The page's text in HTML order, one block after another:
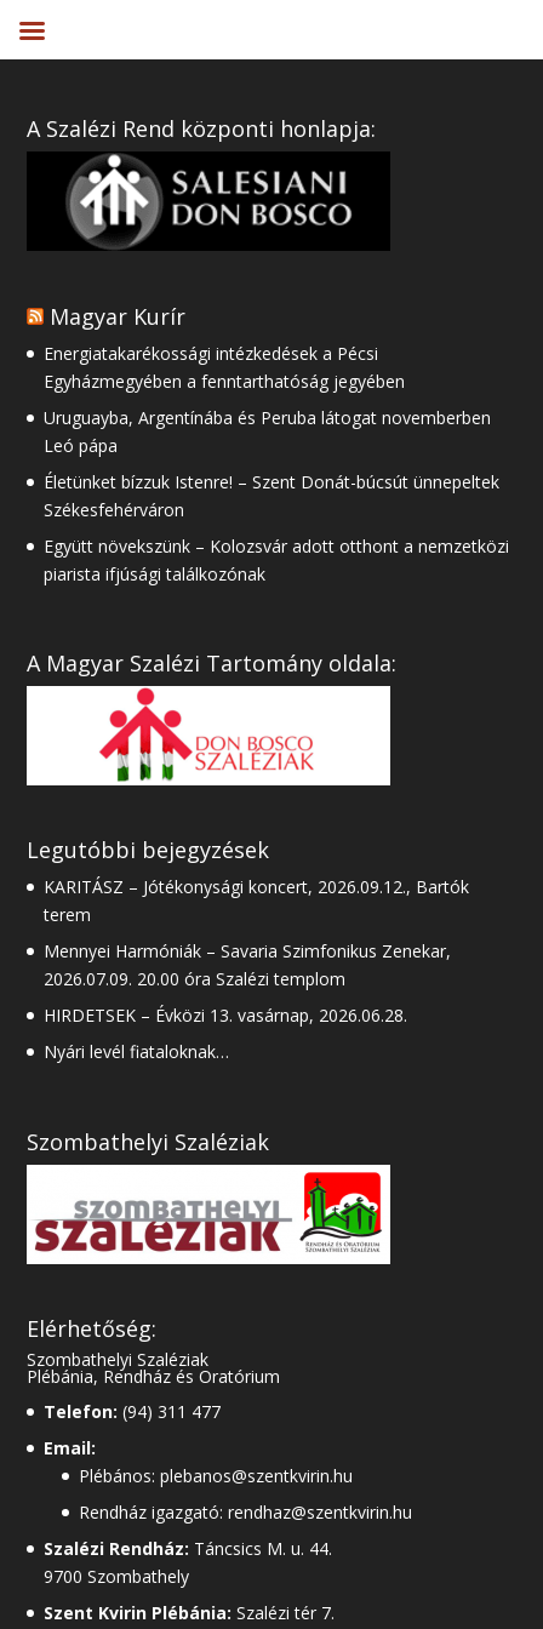
A Szalézi Rend központi honlapja:
Magyar Kurír
Energiatakarékossági intézkedések a Pécsi
Egyházmegyében a fenntarthatóság jegyében
Uruguayba, Argentínába és Peruba látogat novemberben
Leó pápa
Életünket bízzuk Istenre! – Szent Donát-búcsút ünnepeltek
Székesfehérváron
Együtt növekszünk – Kolozsvár adott otthont a nemzetközi
piarista ifjúsági találkozónak
A Magyar Szalézi Tartomány oldala:
Legutóbbi bejegyzések
KARITÁSZ – Jótékonysági koncert, 2026.09.12., Bartók
terem
Mennyei Harmóniák – Savaria Szimfonikus Zenekar,
2026.07.09. 20.00 óra Szalézi templom
HIRDETSEK – Évközi 13. vasárnap, 2026.06.28.
Nyári levél fiataloknak…
Szombathelyi Szaléziak
Elérhetőség:
Szombathelyi Szaléziak
Plébánia, Rendház és Oratórium
Telefon:(94) 311 477
Email:
Plébános: plebanos@szentkvirin.hu
Rendház igazgató: rendhaz@szentkvirin.hu
Szalézi Rendház: Táncsics M. u. 44.
9700 Szombathely
Szent Kvirin Plébánia: Szalézi tér 7.